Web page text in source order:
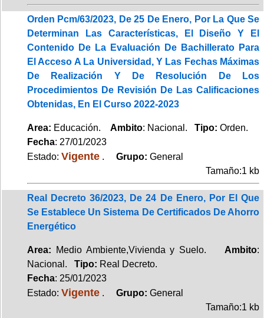
Orden Pcm/63/2023, De 25 De Enero, Por La Que Se
Determinan Las Características, El Diseño Y El
Contenido De La Evaluación De Bachillerato Para
El Acceso A La Universidad, Y Las Fechas Máximas
De Realización Y De Resolución De Los
Procedimientos De Revisión De Las Calificaciones
Obtenidas, En El Curso 2022-2023
Area: Educación. Ambito: Nacional. Tipo: Orden.
Fecha: 27/01/2023
Estado: Vigente . Grupo: General
Tamaño:1 kb
Real Decreto 36/2023, De 24 De Enero, Por El Que
Se Establece Un Sistema De Certificados De Ahorro
Energético
Area: Medio Ambiente,Vivienda y Suelo. Ambito:
Nacional. Tipo: Real Decreto.
Fecha: 25/01/2023
Estado: Vigente . Grupo: General
Tamaño:1 kb